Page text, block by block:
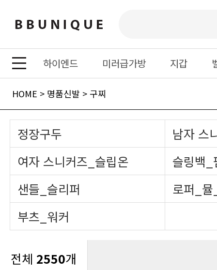
하이엔드 미러급가방 지갑
HOME > 명품신발 > 구찌
정장구두
남자 스
여자 스니커즈_슬립온
슬링백_
샌들_슬리퍼
로퍼_
부츠_워커
전체 2550개